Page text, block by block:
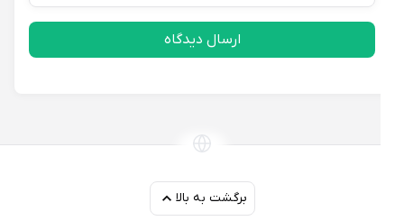
ارسال دیدگاه
برگشت به بالا